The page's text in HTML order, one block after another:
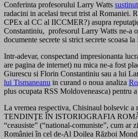
Conferinta profesorului Larry Watts
radacini in acelasi trecut trist al Romaniei.
CPEx al CC al IICCMER?) asupra
Constantiniu, profesorul Larry Watts ne-a
documente secrete si strict secrete scoasa
Intr-adevar, conspectand impresionanta
are pagina de internet) nu mica ne-a fost
Giurescu si Florin Constantiniu sau a lui
lui Tismaneanu in curand o noua analiza
plus ocupata RSS Moldoveneasca) pentru
La vremea respectiva, Chisinaul bolsevic
TENDINŢE ÎN ISTORIOGRAFIA
“ceausiste” (“national-comuniste”, cum
României în cel de-Al Doilea Război